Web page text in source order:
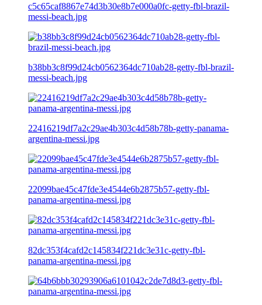
c5c65caf8867e74d3b30e8b7e000a0fc-getty-fbl-brazil-
messi-beach.jpg
b38bb3c8f99d24cb0562364dc710ab28-getty-fbl-brazil-
messi-beach.jpg
22416219df7a2c29ae4b303c4d58b78b-getty-panama-
argentina-messi.jpg
22099bae45c47fde3e4544e6b2875b57-getty-fbl-
panama-argentina-messi.jpg
82dc353f4cafd2c145834f221dc3e31c-getty-fbl-
panama-argentina-messi.jpg